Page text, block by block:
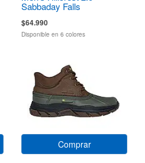
Sabbaday Falls
$64.990
Disponible en 6 colores
Comprar